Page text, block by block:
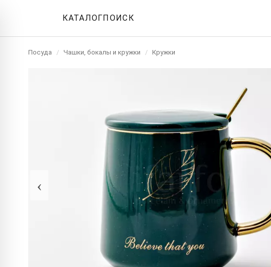
КАТАЛОГПОИСК
Посуда / Чашки, бокалы и кружки / Кружки
‹